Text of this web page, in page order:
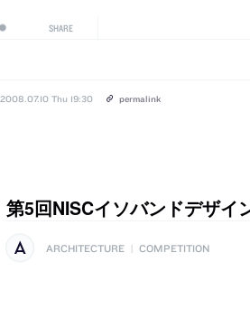
SHARE
2008.07.10 Thu 19:30 permalink
第5回NISCイソバンドデザイ
ARCHITECTURE | COMPETITION